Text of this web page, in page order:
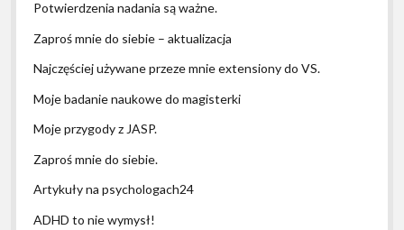
Potwierdzenia nadania są ważne.
Zaproś mnie do siebie – aktualizacja
Najczęściej używane przeze mnie extensiony do VS.
Moje badanie naukowe do magisterki
Moje przygody z JASP.
Zaproś mnie do siebie.
Artykuły na psychologach24
ADHD to nie wymysł!